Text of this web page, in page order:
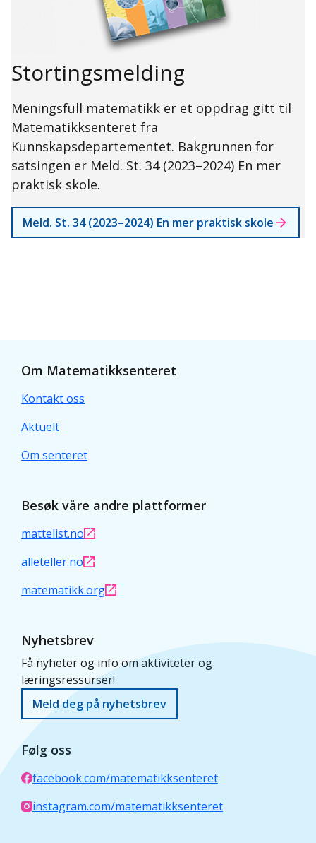
Stortingsmelding
Meningsfull matematikk er et oppdrag gitt til
Matematikksenteret fra
Kunnskapsdepartementet. Bakgrunnen for
satsingen er Meld. St. 34 (2023–2024) En mer
praktisk skole.
Meld. St. 34 (2023–2024) En mer praktisk skole
Om Matematikksenteret
Kontakt oss
Aktuelt
Om senteret
Besøk våre andre plattformer
mattelist.no
alleteller.no
matematikk.org
Nyhetsbrev
Få nyheter og info om aktiviteter og
læringsressurser!
Meld deg på nyhetsbrev
Følg oss
facebook.com/matematikksenteret
instagram.com/matematikksenteret